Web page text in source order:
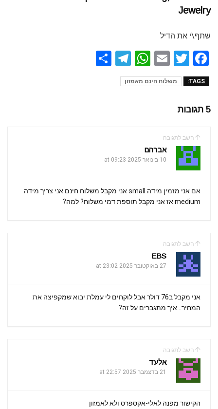
Jewelry
שתף\י את הדיל
F
a
ce
b
o
k
T
wi
tt
E
m
ail
W
h
at
T
TAGS: משלוח חינם מאמזון
5 תגובות
השב לתגובה
אברהם
10 בינואר 2025 at 09:23
אם אני מזמין מידה small אני מקבל משלוח חינם אני צריך מידה
medium אז אני מקבל תוספת דמי משלוח? למה?
השב לתגובה
EBS
27 באוקטובר 2025 at 23:02
אני מקבל ב76 דולר אבל לוקחים לי עמלת יבוא שמקפיצה את
המחיר.. איך מתגברים על זה?
השב לתגובה
אלעד
21 בדצמבר 2025 at 22:57
הקישור מפנה לאלי-אקספרס ולא לאמזון